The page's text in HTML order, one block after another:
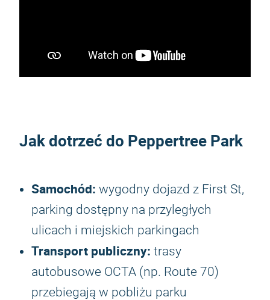
Jak dotrzeć do Peppertree Park
Samochód: wygodny dojazd z First St,
parking dostępny na przyległych
ulicach i miejskich parkingach
Transport publiczny: trasy
autobusowe OCTA (np. Route 70)
przebiegają w pobliżu parku